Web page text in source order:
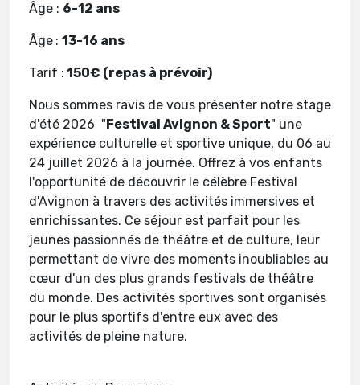
Âge : 6-12 ans
Âge : 13-16 ans
Tarif : 150€ (repas à prévoir)
Nous sommes ravis de vous présenter notre stage
d'été 2026 "Festival Avignon & Sport" une
expérience culturelle et sportive unique, du 06 au
24 juillet 2026 à la journée. Offrez à vos enfants
l'opportunité de découvrir le célèbre Festival
d'Avignon à travers des activités immersives et
enrichissantes. Ce séjour est parfait pour les
jeunes passionnés de théâtre et de culture, leur
permettant de vivre des moments inoubliables au
cœur d'un des plus grands festivals de théâtre
du monde. Des activités sportives sont organisés
pour le plus sportifs d'entre eux avec des
activités de pleine nature.